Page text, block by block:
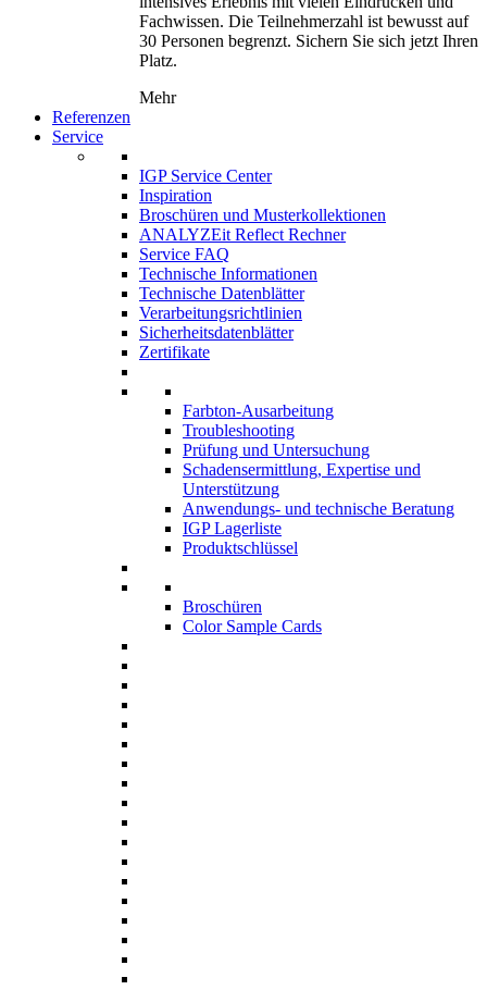
Fachwissen. Die Teilnehmerzahl ist bewusst auf
30 Personen begrenzt. Sichern Sie sich jetzt Ihren
Platz.
Mehr
Referenzen
Service
IGP Service Center
Inspiration
Broschüren und Musterkollektionen
ANALYZEit Reflect Rechner
Service FAQ
Technische Informationen
Technische Datenblätter
Verarbeitungsrichtlinien
Sicherheitsdatenblätter
Zertifikate
Farbton-Ausarbeitung
Troubleshooting
Prüfung und Untersuchung
Schadensermittlung, Expertise und
Unterstützung
Anwendungs- und technische Beratung
IGP Lagerliste
Produktschlüssel
Broschüren
Color Sample Cards